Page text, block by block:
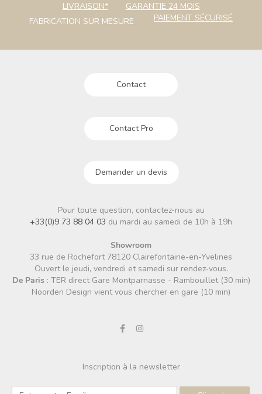
LIVRAISON*
GARANTIE 24 MOIS
FABRICATION SUR MESURE
PAIEMENT SÉCURISÉ
Contact
Contact Pro
Demander un devis
Pour toute question, contactez-nous au
+33(0)9 73 88 04 03 du mardi au samedi de 10h à 19h
Showroom
33 rue de Rochefort 78120 Clairefontaine-en-Yvelines
Ouvert le jeudi, vendredi et samedi sur rendez-vous.
De Paris : TER direct Gare Montparnasse - Rambouillet (30 min)
Noorden Design vient vous chercher en gare (10 min)
Inscription à la newsletter